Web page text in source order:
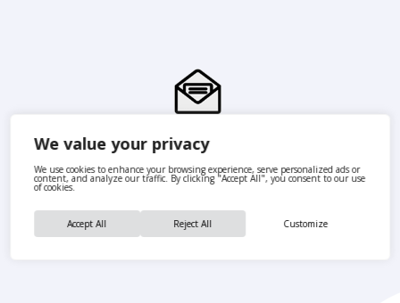
We value your privacy
We use cookies to enhance your browsing experience, serve personalized ads or
content, and analyze our traffic. By clicking "Accept All", you consent to our use
of cookies.
Customize
Reject All
Accept All